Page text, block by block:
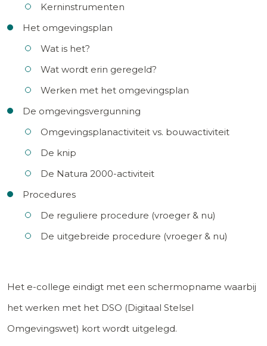
Kerninstrumenten
Het omgevingsplan
Wat is het?
Wat wordt erin geregeld?
Werken met het omgevingsplan
De omgevingsvergunning
Omgevingsplanactiviteit vs. bouwactiviteit
De knip
De Natura 2000-activiteit
Procedures
De reguliere procedure (vroeger & nu)
De uitgebreide procedure (vroeger & nu)
Het e-college eindigt met een schermopname waarbij
het werken met het DSO (Digitaal Stelsel
Omgevingswet) kort wordt uitgelegd.